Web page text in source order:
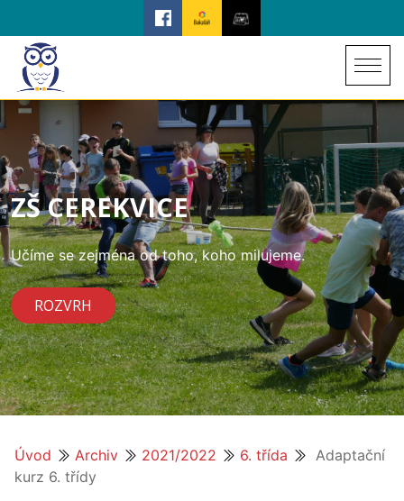
ZŠ CEREKVICE
Učíme se zejména od toho, koho milujeme.
ROZVRH
Úvod Archiv 2021/2022 6. třída
Adaptační
kurz 6. třídy